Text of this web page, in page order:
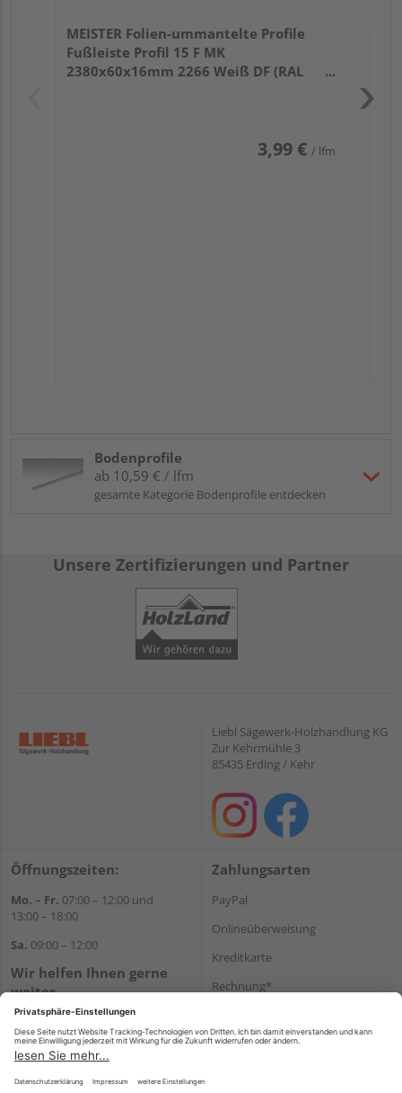
MEISTER Folien-ummantelte Profile
Fußleiste Profil 15 F MK
2380x60x16mm 2266 Weiß DF (RAL
3,99 € / lfm
Bodenprofile
ab 10,59 € / lfm
gesamte Kategorie Bodenprofile entdecken
Unsere Zertifizierungen und Partner
Liebl Sägewerk-Holzhandlung KG
Zur Kehrmühle 3
85435 Erding / Kehr
Öffnungszeiten:
Mo. – Fr. 07:00 – 12:00 und
13:00 – 18:00
Sa. 09:00 – 12:00
Wir helfen Ihnen gerne
weiter
Tel.:+49 8122 14197
E-Mail:vertrieb@holz-liebl.de
Zahlungsarten
PayPal
Onlineüberweisung
Kreditkarte
Rechnung*
Versand